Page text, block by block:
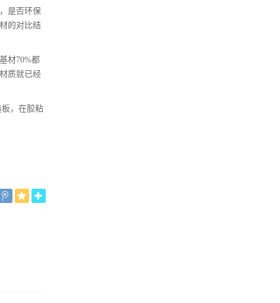
是否环保
的对比结
材70%都
质就已经
，在胶粘